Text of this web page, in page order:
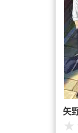
矢
★